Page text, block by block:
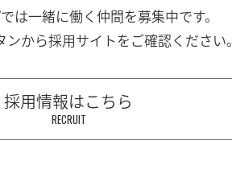
は一緒に働く 仲間を募集中です。
ンから採用サイトをご確認ください。
採用情報はこちら
RECRUIT